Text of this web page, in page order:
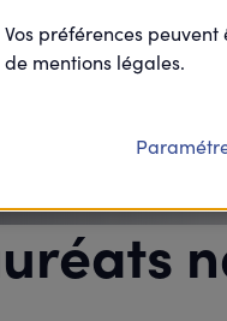
Vos préférences
de mentions légales.